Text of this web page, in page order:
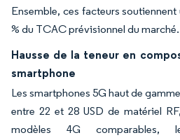
Ensemble, ces facteurs
% du TCAC prévisionnel du marché.
Hausse de la teneur en
smartphone
Les smartphones 5G haut de
entre 22 et 28 USD de matériel
modèles 4G comparables,